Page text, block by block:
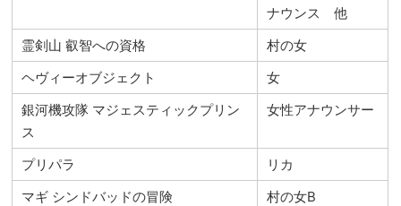
ナウンス 他
霊剣山 叡智への資格
村の女
ヘヴィーオブジェクト
女
銀河機攻隊 マジェスティックプリン
ス
女性アナウンサー
プリパラ
リカ
マギ シンドバッドの冒険
村の女B